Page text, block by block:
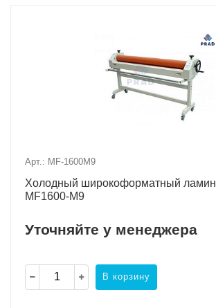
Арт.: MF-1600M9
Холодный широкоформатный
MF1600-M9
Уточняйте у менеджера
В корзину